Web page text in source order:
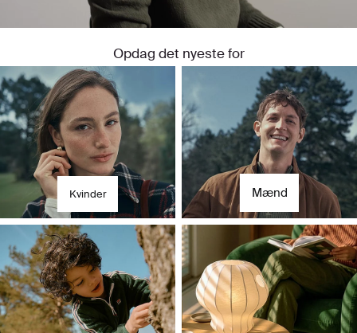
Til hende
Til ham
Opdag det nyeste for
Kvinder Mænd